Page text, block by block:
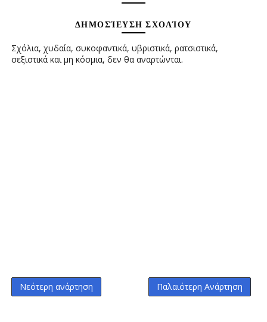
ΔΗΜΟΣΊΕΥΣΗ ΣΧΟΛΊΟΥ
Σχόλια, χυδαία, συκοφαντικά, υβριστικά, ρατσιστικά,
σεξιστικά και μη κόσμια, δεν θα αναρτώνται.
Νεότερη ανάρτηση Παλαιότερη Ανάρτηση